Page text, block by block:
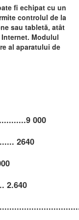
fi echipat cu un
controlul de la
sau tabletă, atât
Modulul
al aparatului de
000
2640
2.640